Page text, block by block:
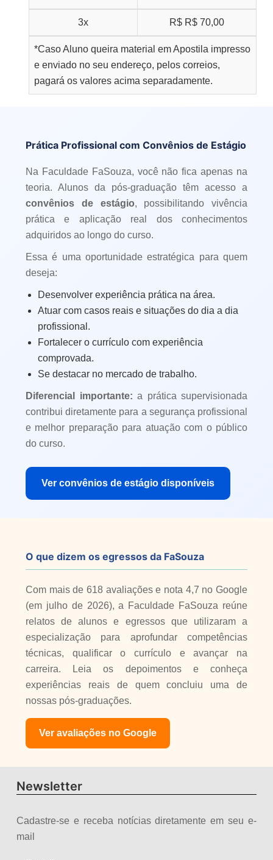
3x R$ R$ 70,00
*Caso Aluno queira material em Apostila impresso
e enviado no seu endereço, pelos correios,
pagará os valores acima separadamente.
Prática Profissional com Convênios de Estágio
Na Faculdade FaSouza, você não fica apenas na
teoria. Alunos da pós-graduação têm acesso a
convênios de estágio, possibilitando vivência
prática e aplicação real dos conhecimentos
adquiridos ao longo do curso.
Essa é uma oportunidade estratégica para quem
deseja:
Desenvolver experiência prática na área.
Atuar com casos reais e situações do dia a dia
profissional.
Fortalecer o currículo com experiência
comprovada.
Se destacar no mercado de trabalho.
Diferencial importante: a prática supervisionada
contribui diretamente para a segurança profissional
e melhor preparação para atuação com o público
do curso.
Ver convênios de estágio disponíveis
O que dizem os egressos da FaSouza
Com mais de 618 avaliações e nota 4,7 no Google
(em julho de 2026), a Faculdade FaSouza reúne
relatos de alunos e egressos que utilizaram a
especialização para aprofundar competências
técnicas, qualificar o currículo e avançar na
carreira. Leia os depoimentos e conheça
experiências reais de quem concluiu uma de
nossas pós-graduações.
Ver avaliações no Google
Newsletter
Cadastre-se e receba notícias diretamente em seu e-
mail